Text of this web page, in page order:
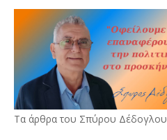
Τα άρθρα του Σπύρου Δέδογλου